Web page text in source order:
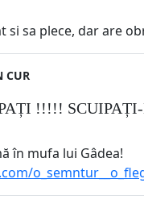
si sa plece, dar are
CUR
!!!!!
în mufa lui Gâdea!